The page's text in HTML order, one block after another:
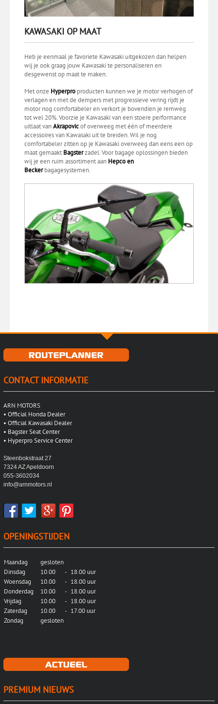
KAWASAKI OP MAAT
Heb je eenmaal je favoriete Kawasaki uitgekozen dan helpen
wij je ook graag jouw Kawasaki te personaliseren en
desgewenst op maat te maken.
Met onze Hyperpro producten kunnen we je motor verhogen of
verlagen en met de dempers met progressieve vering rijdt je
motor nog comfortabeler en verkort je bovendien je remweg
tot wel 20%. Voorzie je Kawasaki van een stoere performance
uitlaat vanAkrapovicof overweeg met één of meerdere
accessoires van Kawasaki uit te breiden. Wil je nog
comfortabeler zitten op je Kawasaki overweeg dan eens een op
maat gemaakt Bagsterzadel. Voor bagage oplossingen bieden
wij je een ruim assortiment aan Hepco en
Beckerbagagesystemen.
CONTACT INFORMATIE
ARN MOTORS
• Official Honda Dealer
• Official Kawasaki Dealer
• Bagster Seat Center
• Hyperpro Service Center
Steenbokstraat 27
7324 AZ Apeldoorn
055-3602034
info@arnmotors.nl
OPENINGSTIJDEN
Maandag
gesloten
Dinsdag
10.00 - 18.00 uur
Woensdag
10.00 - 18.00 uur
Donderdag
10.00 - 18.00 uur
Vrijdag
10.00 - 18.00 uur
Zaterdag
10.00 - 17.00 uur
Zondag
gesloten
PREMIUM NIEUWS